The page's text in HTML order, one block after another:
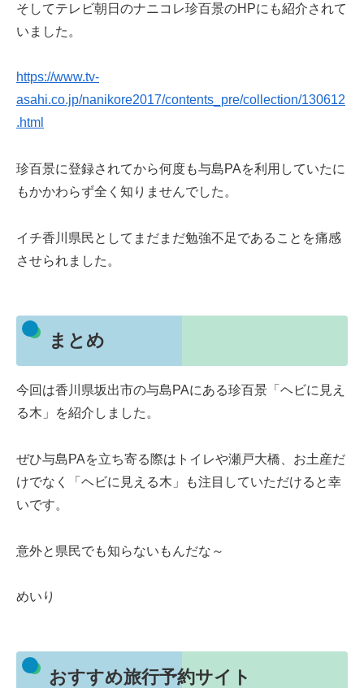
そしてテレビ朝日のナニコレ珍百景のHPにも紹介されて
いました。
https://www.tv-
asahi.co.jp/nanikore2017/contents_pre/collection/130612
.html
珍百景に登録されてから何度も与島PAを利用していたに
もかかわらず全く知りませんでした。
イチ香川県民としてまだまだ勉強不足であることを痛感
させられました。
まとめ
今回は香川県坂出市の与島PAにある珍百景「ヘビに見え
る木」を紹介しました。
ぜひ与島PAを立ち寄る際はトイレや瀬戸大橋、お土産だ
けでなく「ヘビに見える木」も注目していただけると幸
いです。
意外と県民でも知らないもんだな～
めいり
おすすめ旅行予約サイト